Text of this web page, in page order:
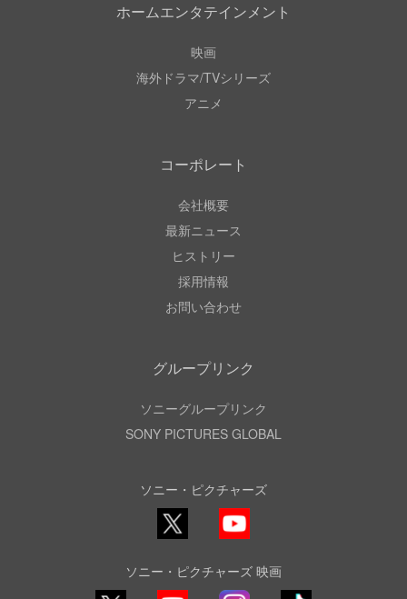
ホームエンタテインメント
映画
海外ドラマ/TVシリーズ
アニメ
コーポレート
会社概要
最新ニュース
ヒストリー
採用情報
お問い合わせ
グループリンク
ソニーグループリンク
SONY PICTURES GLOBAL
ソニー・ピクチャーズ
ソニー・ピクチャーズ 映画